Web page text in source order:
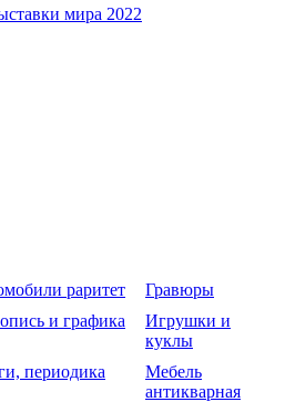
мира 2022
раритет
Гравюры
и графика
Игрушки и
куклы
периодика
Мебель
антикварная